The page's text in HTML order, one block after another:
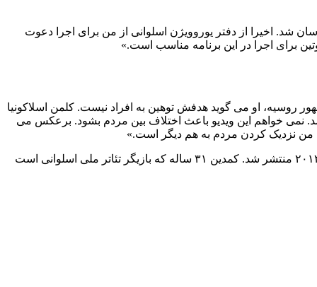
شد. اخیرا از دفتر یوروویژن اسلوانی از من برای اجرا دعوت
برای اجرا در این برنامه مناسب است.»
روسیه، او می گوید هدفش توهین به افراد نیست. کلمن اسلاکونیا
خواهم این ویدیو باعث اختلاف بین مردم بشود. برعکس می
من نزدیک کردن مردم به هم دیگر است.»
این اولین ویدیوی این کمدین نیست. پاپ فرانسیس، رهبر کاتولیک های جهان هم از طنز او در امان نبوده است. ویدیوی «پاپ مدرن» او سال ۲۰۱۳ منتشر شد. کمدین ۳۱ ساله که بازیگر تئاتر ملی اسلوانی است